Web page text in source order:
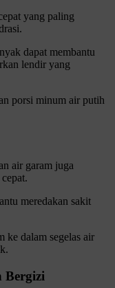
yang paling
dapat membantu
lendir yang
porsi minum air putih
air garam juga
meredakan sakit
ke dalam segelas air
Bergizi